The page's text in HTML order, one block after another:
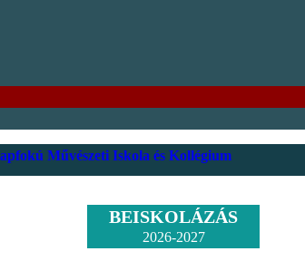
Művészeti Iskola és Kollégium
BEISKOLÁZÁS
2026-2027